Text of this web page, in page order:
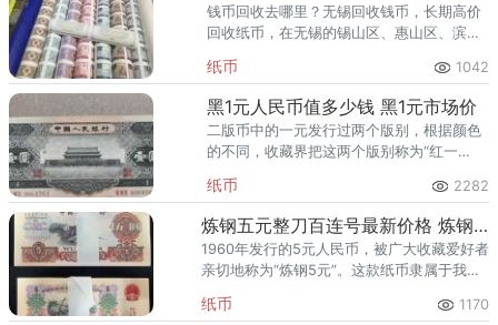
钱币回收去哪里？无锡回收钱币，长期高价
回收纸币，在无锡的锡山区、惠山区、滨湖
全国诚信回收旧版纸币，高价回收，量大可
上门回收，芜湖收购纸币，无锡
纸币 1042
黑1元人民币值多少钱 黑1元市场价
二版币中的一元发行过两个版别，根据颜色
的不同，收藏界把这两个版别称为“红一
雕相结合制版，十分漂亮。虽然在制版上没
什么区别，但是红一元的印制
纸币 2282
炼钢五元整刀百连号最新价格 炼钢五元一刀价格
1960年发行的5元人民币，被广大收藏爱好者
亲切地称为“炼钢5元”。这款纸币隶属于我国
见证了我国社会经济的飞速发展，更因其精
纸币 1170